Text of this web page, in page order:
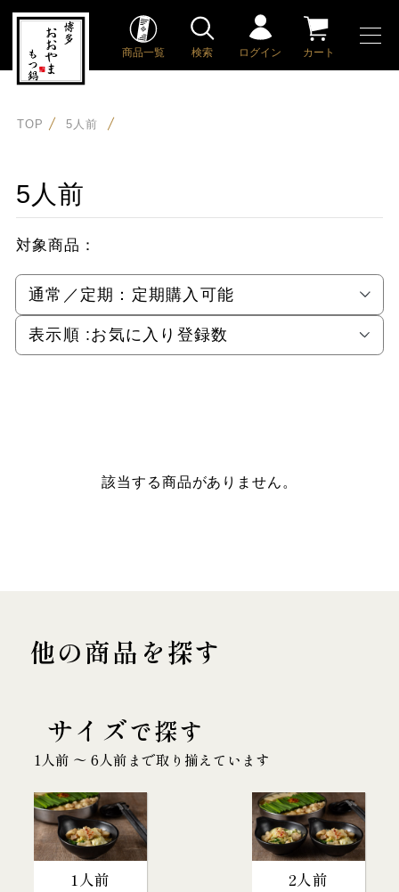
商品一覧 検索 ログイン カート
TOP 5人前
5人前
対象商品：
通常／定期： 定期購入可能
表示順 :お気に入り登録数
該当する商品がありません。
他の商品を探す
サイズで探す
1人前 〜 6人前まで取り揃えています
1人前 2人前